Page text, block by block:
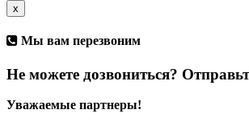
x
Мы вам перезвоним
Не можете дозвониться?
Уважаемые партнеры!